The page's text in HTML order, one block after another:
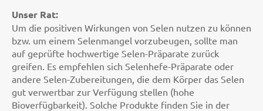
Unser Rat:
Um die positiven Wirkungen von Selen nutzen zu können
bzw. um einem Selenmangel vorzubeugen, sollte man
auf geprüfte hochwertige Selen-Präparate zurück
greifen. Es empfehlen sich Selenhefe-Präparate oder
andere Selen-Zubereitungen, die dem Körper das Selen
gut verwertbar zur Verfügung stellen (hohe
Bioverfügbarkeit). Solche Produkte finden Sie in der